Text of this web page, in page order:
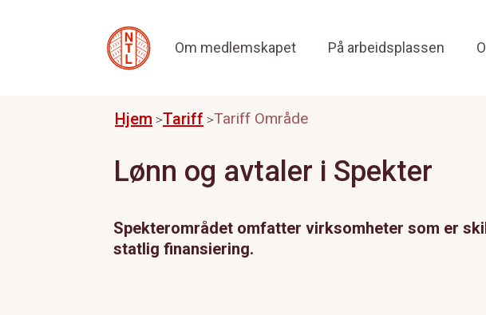
Om medlemskapet På arbeidsplassen
Hjem Tariff Tariff Område
Lønn og avtaler i Spekter
Spekterområdet omfatter virksomheter som er
statlig finansiering.